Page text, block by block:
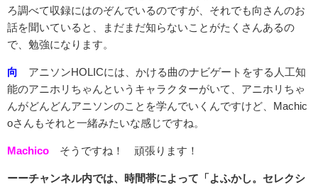
ろ調べて収録にはのぞんでいるのですが、それでも向さんのお
話を聞いていると、まだまだ知らないことがたくさんあるの
で、勉強になります。
向 アニソンHOLICには、かける曲のナビゲートをする人工知
能のアニホリちゃんというキャラクターがいて、アニホリちゃ
んがどんどんアニソンのことを学んでいくんですけど、Machic
oさんもそれと一緒みたいな感じですね。
Machico そうですね！ 頑張ります！
ーーチャンネル内では、時間帯によって 「よふかし。セレクシ